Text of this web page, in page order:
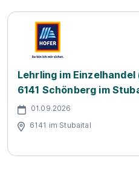
Lehrling im
6141 Schönberg im
01.09.2026
6141 im Stubaital